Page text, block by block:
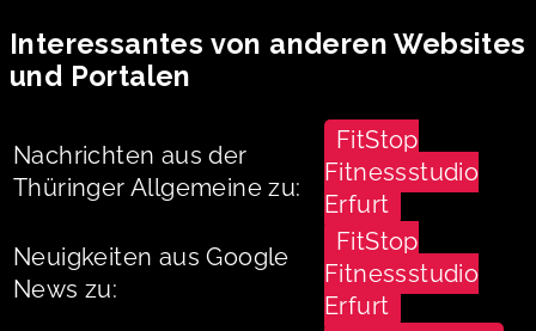
Interessantes von anderen Websites
und Portalen
Nachrichten aus der
Thüringer Allgemeine zu:
FitStop
Fitnessstudio
Erfurt
Neuigkeiten aus Google
News zu:
FitStop
Fitnessstudio
Erfurt